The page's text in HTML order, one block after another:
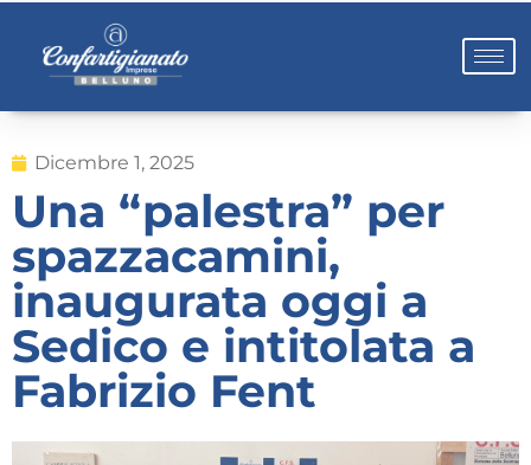
Dicembre 1, 2025
Una “palestra” per
spazzacamini,
inaugurata oggi a
Sedico e intitolata a
Fabrizio Fent